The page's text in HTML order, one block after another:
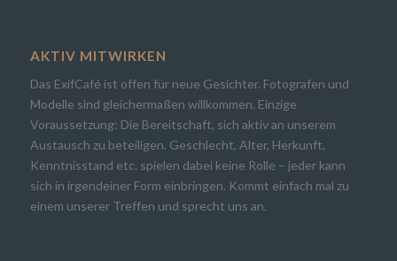
AKTIV MITWIRKEN
Das ExifCafé ist offen für neue Gesichter. Fotografen und
Modelle sind gleichermaßen willkommen. Einzige
Voraussetzung: Die Bereitschaft, sich aktiv an unserem
Austausch zu beteiligen. Geschlecht, Alter, Herkunft,
Kenntnisstand etc. spielen dabei keine Rolle – jeder kann
sich in irgendeiner Form einbringen. Kommt einfach mal zu
einem unserer Treffen und sprecht uns an.